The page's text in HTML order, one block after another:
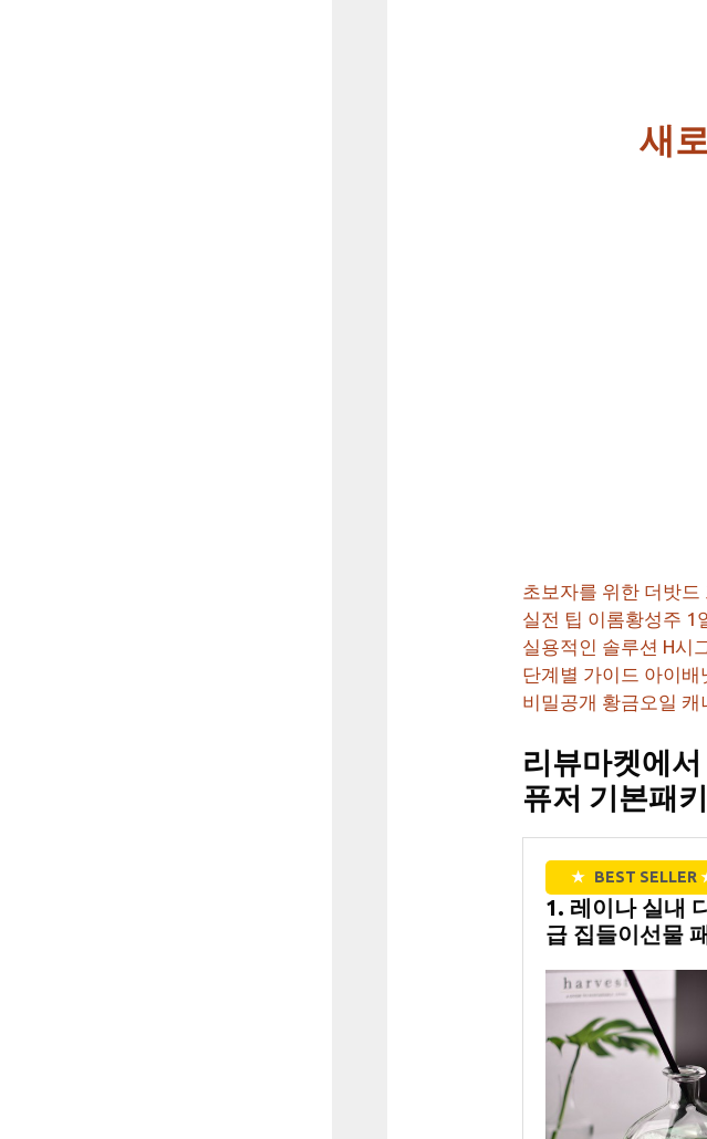
새
초보자를 위한 더밧
실전 팁 이롬황성주 1
실용적인 솔루션 H시
단계별 가이드 아이
비밀공개 황금오일
리뷰마켓에
퓨저 기본패
★ BEST SELLER
1. 레이나 실내
급 집들이선물